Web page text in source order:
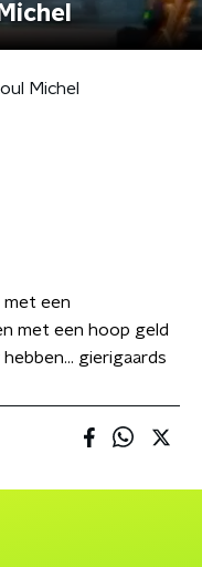
Michel
met een
met een hoop geld
gierigaards